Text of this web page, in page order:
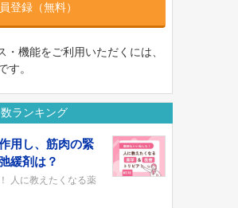
登録（無料）
機能をご利用いただくには、
す。
ランキング
用し、筋肉の緊
緩剤は？
人に教えたくなる薬